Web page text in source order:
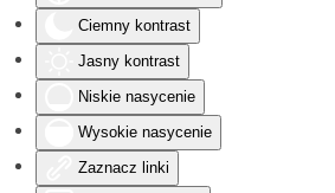
Ciemny kontrast
Jasny kontrast
Niskie nasycenie
Wysokie nasycenie
Zaznacz linki